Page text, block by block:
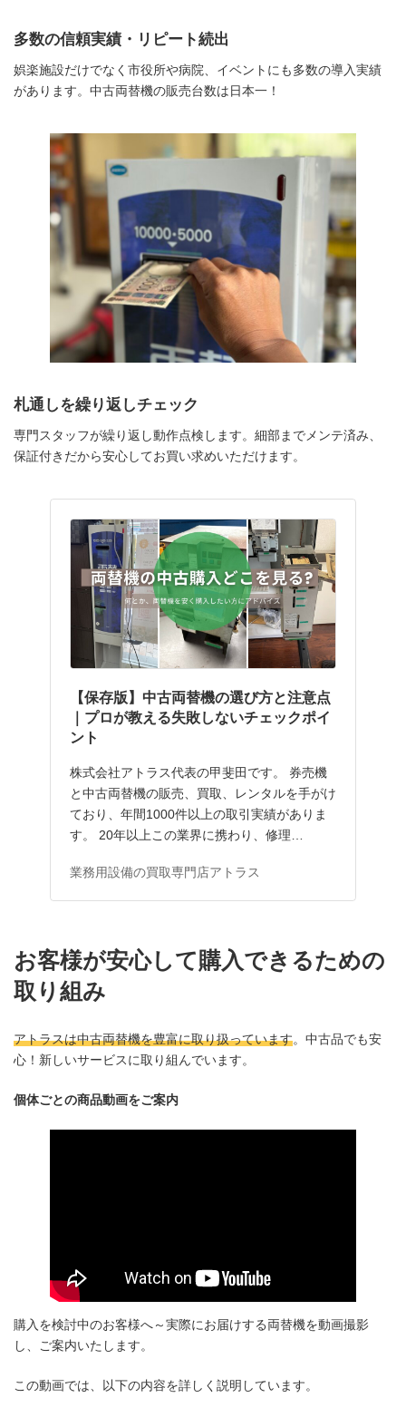
多数の信頼実績・リピート続出
娯楽施設だけでなく市役所や病院、イベントにも多数の導入実績
があります。中古両替機の販売台数は日本一！
札通しを繰り返しチェック
専門スタッフが繰り返し動作点検します。細部までメンテ済み、
保証付きだから安心してお買い求めいただけます。
【保存版】中古両替機の選び方と注意点
｜プロが教える失敗しないチェックポイ
ント
株式会社アトラス代表の甲斐田です。 券売機
と中古両替機の販売、買取、レンタルを手がけ
ており、年間1000件以上の取引実績がありま
す。 20年以上この業界に携わり、修理…
業務用設備の買取専門店アトラス
お客様が安心して購入できるための
取り組み
アトラスは中古両替機を豊富に取り扱っています。中古品でも安
心！新しいサービスに取り組んでいます。
個体ごとの商品動画をご案内
購入を検討中のお客様へ～実際にお届けする両替機を動画撮影
し、ご案内いたします。
この動画では、以下の内容を詳しく説明しています。